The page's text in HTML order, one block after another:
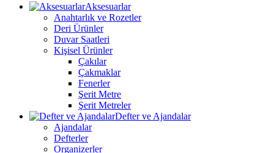
Aksesuarlar
Anahtarlık ve Rozetler
Deri Ürünler
Duvar Saatleri
Kişisel Ürünler
Çakılar
Çakmaklar
Fenerler
Şerit Metre
Şerit Metreler
Defter ve Ajandalar
Ajandalar
Defterler
Organizerler